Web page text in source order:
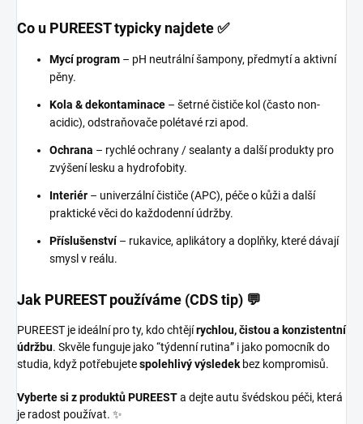
Co u PUREEST typicky najdete ✅
Mycí program – pH neutrální šampony, předmytí a aktivní
pěny.
Kola & dekontaminace – šetrné čističe kol (často non-
acidic), odstraňovače polétavé rzi apod.
Ochrana – rychlé ochrany / sealanty a další produkty pro
zvýšení lesku a hydrofobity.
Interiér – univerzální čističe (APC), péče o kůži a další
praktické věci do každodenní údržby.
Příslušenství– rukavice, aplikátory a doplňky, které dávají
smysl v reálu.
Jak PUREEST používáme (CDS tip) 💬
PUREEST je ideální pro ty, kdo chtějírychlou, čistou a konzistentní
údržbu. Skvěle funguje jako “týdenní rutina” i jako pomocník do
studia, když potřebujetespolehlivý výsledek bez kompromisů.
Vyberte si z produktů PUREESTa dejte autu švédskou péči, která
je radost používat. ✨